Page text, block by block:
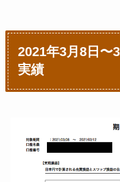
2021年3月8日〜
実績